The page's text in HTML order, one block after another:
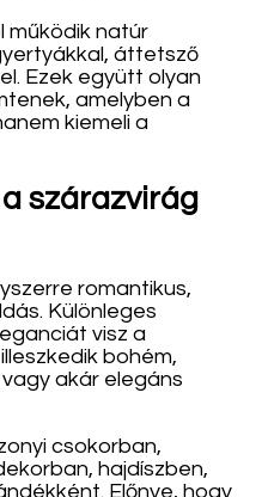
működik natúr
áttetsző
Ezek együtt olyan
amelyben a
kiemeli a
szárazvirág
romantikus,
Különleges
visz a
bohém,
akár elegáns
csokorban,
hajdíszben,
Előnye, hogy